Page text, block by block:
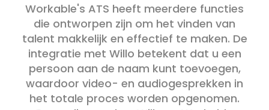
Workable's ATS heeft meerdere functies
die ontworpen zijn om het vinden van
talent makkelijk en effectief te maken. De
integratie met Willo betekent dat u een
persoon aan de naam kunt toevoegen,
waardoor video- en audiogesprekken in
het totale proces worden opgenomen.